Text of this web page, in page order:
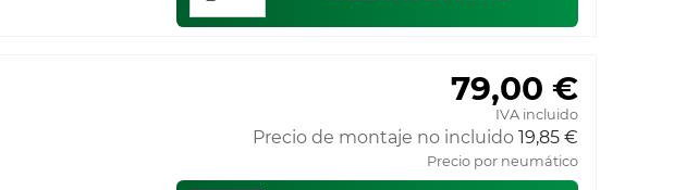
79,00 €
IVA incluido
Precio de montaje no incluido 19,85 €
Precio por neumático